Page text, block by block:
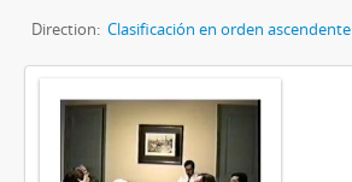
Direction: Clasificación en orden ascendente